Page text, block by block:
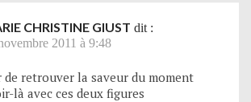
CHRISTINE GIUST dit :
2011 à 9:48
retrouver la saveur du moment
là avec ces deux figures